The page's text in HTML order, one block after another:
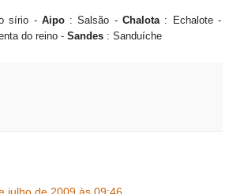
sírio - Aipo: Salsão -Chalota : Echalote -
do reino - Sandes : Sanduíche